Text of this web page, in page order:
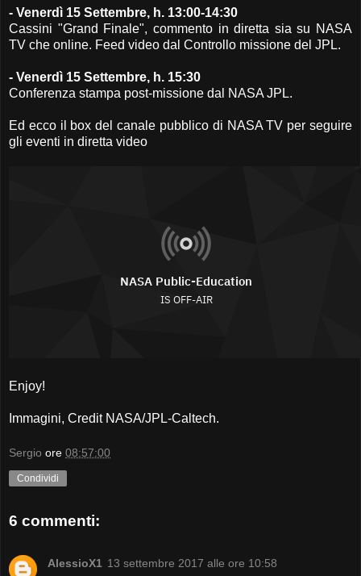
- Venerdì 15 Settembre, h. 13:00-14:30
Cassini "Grand Finale", commento in diretta sia su NASA
TV che online. Feed video dal Controllo missione del JPL.
- Venerdì 15 Settembre, h. 15:30
Conferenza stampa post-missione dal NASA JPL.
Ed ecco il box del canale pubblico di NASA TV per seguire
gli eventi in diretta video
Enjoy!
Immagini, Credit NASA/JPL-Caltech.
Sergio ore 08:57:00
Condividi
6 commenti:
AlessioX1 13 settembre 2017 alle ore 10:58